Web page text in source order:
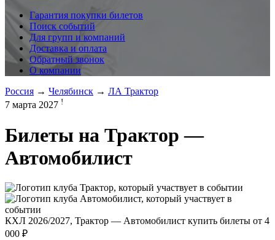
Гарантия покупки билетов
Поиск событий
Для групп и компаний
Доставка и оплата
Обратный звонок
О компании
Россия → Челябинск → ЛА Трактор
7 марта 2027 !
Билеты на Трактор —
Автомобилист
КХЛ 2026/2027, Трактор — Автомобилист купить билеты от 4
000 ₽